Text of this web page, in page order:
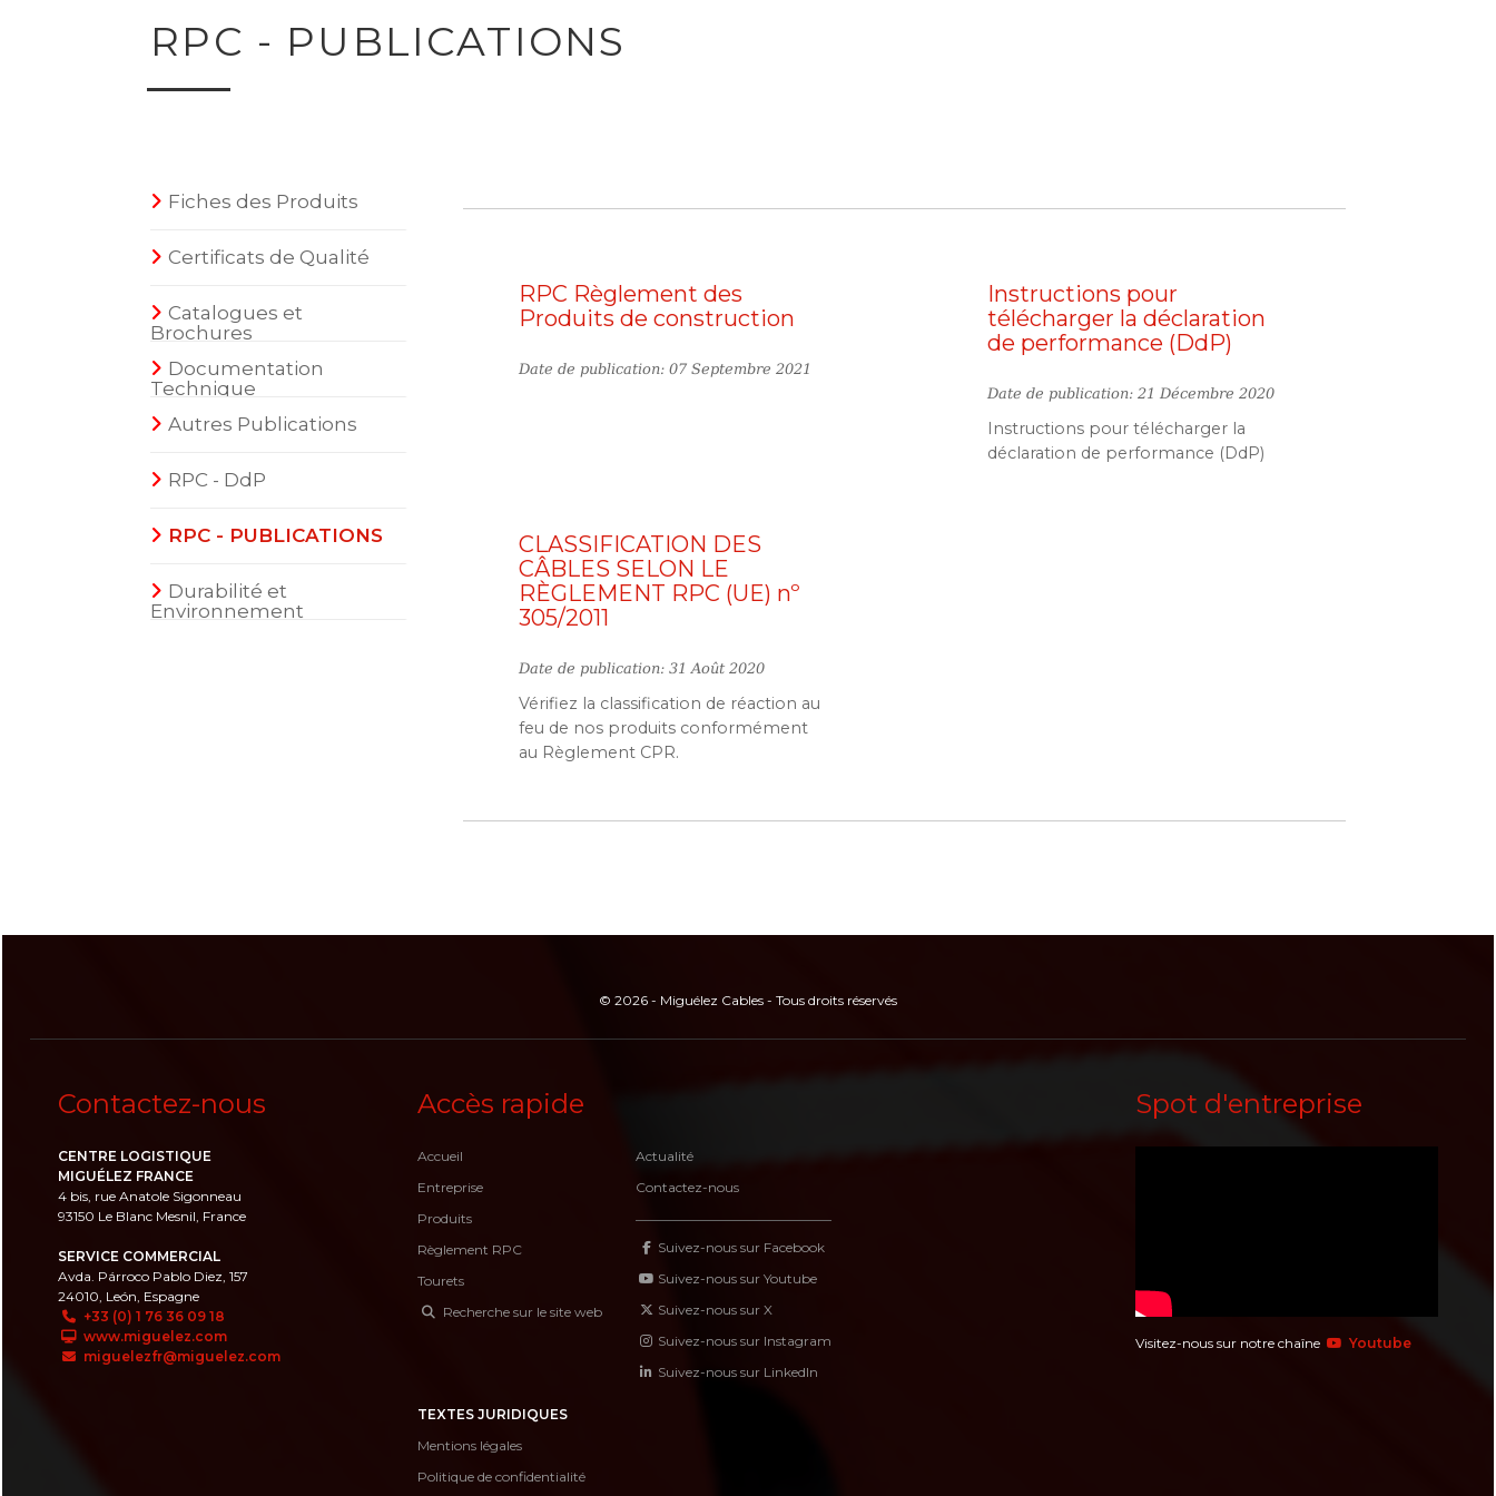
RPC - PUBLICATIONS
Fiches des Produits
Certificats de Qualité
Catalogues et
Brochures
Documentation
Technique
Autres Publications
RPC - DdP
RPC - PUBLICATIONS
Durabilité et
Environnement
RPC Règlement des
Produits de construction
Date de publication: 07 Septembre 2021
Instructions pour
télécharger la déclaration
de performance (DdP)
Date de publication: 21 Décembre 2020
Instructions pour télécharger la
déclaration de performance (DdP)
CLASSIFICATION DES
CÂBLES SELON LE
RÈGLEMENT RPC (UE) nº
305/2011
Date de publication: 31 Août 2020
Vérifiez la classification de réaction au
feu de nos produits conformément
au Règlement CPR.
© 2026 - Miguélez Cables - Tous droits réservés
Contactez-nous
CENTRE LOGISTIQUE
MIGUÉLEZ FRANCE
4 bis, rue Anatole Sigonneau
93150 Le Blanc Mesnil, France
SERVICE COMMERCIAL
Avda. Párroco Pablo Diez, 157
24010, León, Espagne
+33 (0) 1 76 36 09 18
www.miguelez.com
miguelezfr@miguelez.com
Accès rapide
Accueil
Entreprise
Produits
Règlement RPC
Tourets
Recherche sur le site web
Actualité
Contactez-nous
Suivez-nous sur Facebook
Suivez-nous sur Youtube
Suivez-nous sur X
Suivez-nous sur Instagram
Suivez-nous sur LinkedIn
TEXTES JURIDIQUES
Mentions légales
Politique de confidentialité
Spot d'entreprise
Visitez-nous sur notre chaîne Youtube